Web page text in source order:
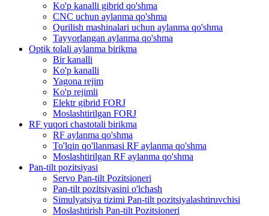
Ko'p kanalli gibrid qo'shma
CNC uchun aylanma qo'shma
Qurilish mashinalari uchun aylanma qo'shma
Tayyorlangan aylanma qo'shma
Optik tolali aylanma birikma
Bir kanalli
Ko'p kanalli
Yagona rejim
Ko'p rejimli
Elektr gibrid FORJ
Moslashtirilgan FORJ
RF yuqori chastotali birikma
RF aylanma qo'shma
To'lqin qo'llanmasi RF aylanma qo'shma
Moslashtirilgan RF aylanma qo'shma
Pan-tilt pozitsiyasi
Servo Pan-tilt Pozitsioneri
Pan-tilt pozitsiyasini o'lchash
Simulyatsiya tizimi Pan-tilt pozitsiyalashtiruvchisi
Moslashtirish Pan-tilt Pozitsioneri